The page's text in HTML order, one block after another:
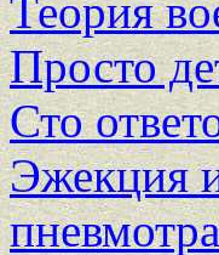
Теория
Просто
Сто
Эжекция